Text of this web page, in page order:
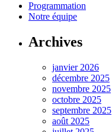
Programmation
Notre équipe
Archives
janvier 2026
décembre 2025
novembre 2025
octobre 2025
septembre 2025
août 2025